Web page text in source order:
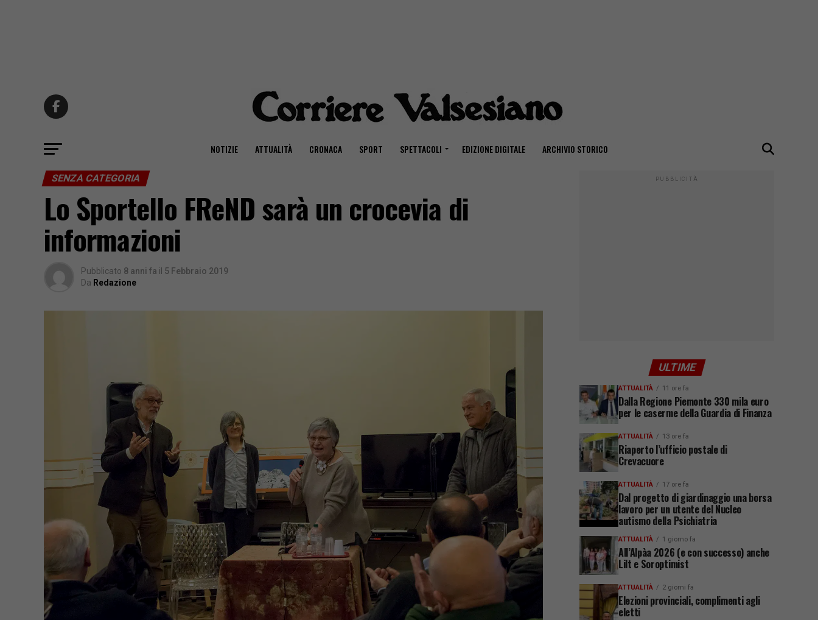
NOTIZIE ATTUALITÀ CRONACA SPORT SPETTACOLI EDIZIONE DIGITALE ARCHIVIO STORICO
SENZA CATEGORIA
Lo Sportello FReND sarà un crocevia di
informazioni
Pubblicato 8 anni fa il 5 Febbraio 2019
Da Redazione
PUBBLICITÀ
ULTIME
ATTUALITÀ 11 ore fa
Dalla Regione Piemonte 330 mila euro
per le caserme della Guardia di Finanza
ATTUALITÀ 13 ore fa
Riaperto l’ufficio postale di
Crevacuore
ATTUALITÀ 17 ore fa
Dal progetto di giardinaggio una borsa
lavoro per un utente del Nucleo
autismo della Psichiatria
ATTUALITÀ 1 giorno fa
All’Alpàa 2026 (e con successo) anche
Lilt e Soroptimist
ATTUALITÀ 2 giorni fa
Elezioni provinciali, complimenti agli
eletti